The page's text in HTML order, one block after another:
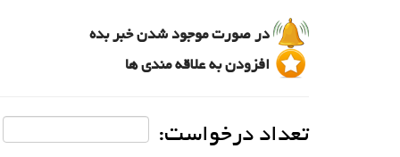
در صورت موجود شدن خبر بده
افزودن به علاقه مندی ها
تعداد درخواست: